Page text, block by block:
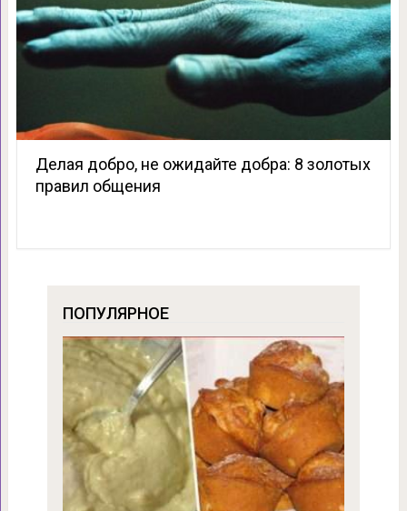
Делая добро, не ожидайте добра: 8 золотых
правил общения
ПОПУЛЯРНОЕ